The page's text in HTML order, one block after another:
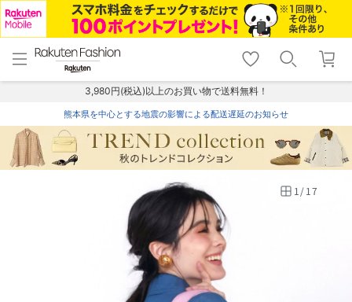
menu home
トップ
shopping_cart lock_outline
ログイン
3,980円(税込)以上のお買い物で送料無料！
熊本県を中心とする地震の影響による配送遅延のお知らせ
1/17